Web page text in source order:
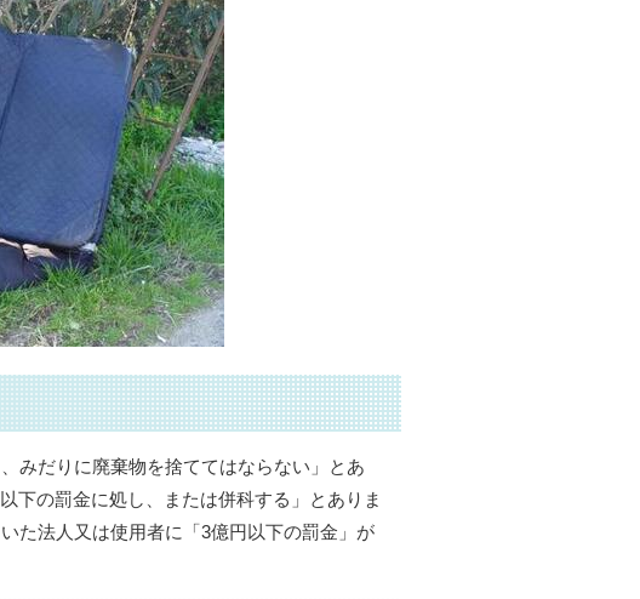
みだりに廃棄物を捨ててはならない」とあ
下の罰金に処し、または併科する」とありま
た法人又は使用者に「3億円以下の罰金」が